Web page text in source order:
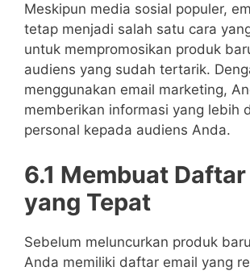
Meskipun media sosial populer,
tetap menjadi salah satu cara
untuk mempromosikan produk
audiens yang sudah tertarik.
menggunakan email marketing,
memberikan informasi yang lebih
personal kepada audiens Anda.
6.1 Membuat
yang Tepat
Sebelum meluncurkan produk
Anda memiliki daftar email yang